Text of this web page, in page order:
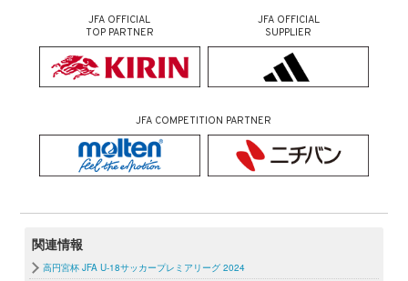
JFA OFFICIAL
TOP PARTNER
JFA OFFICIAL
SUPPLIER
JFA COMPETITION PARTNER
関連情報
高円宮杯 JFA U-18サッカープレミアリーグ 2024